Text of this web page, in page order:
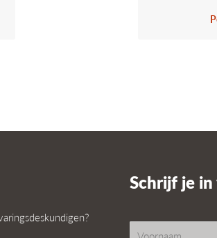
Schrijf je